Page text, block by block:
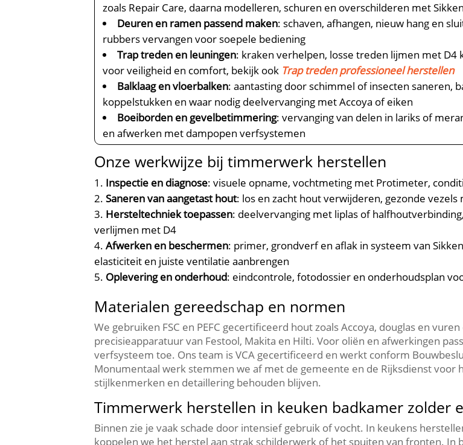
zoals Repair Care, daarna modelleren, schuren en overschilderen met
Deuren en ramen passend maken: schaven, afhangen, nieuw hang en
rubbers vervangen voor soepele bediening
Trap treden en leuningen: kraken verhelpen, losse treden lijmen met
voor veiligheid en comfort, bekijk ook Trap treden professioneel herstellen
Balklaag en vloerbalken: aantasting door schimmel of insecten saneren,
koppelstukken en waar nodig deelvervanging met Accoya of eiken
Boeiborden en gevelbetimmering: vervanging van delen in lariks of
en afwerken met dampopen verfsystemen
Onze werkwijze bij timmerwerk herstellen
Inspectie en diagnose: visuele opname, vochtmeting met Protimeter,
Saneren van aangetast hout: los en zacht hout verwijderen, gezonde
Hersteltechniek toepassen: deelvervanging met liplas of
verlijmen met D4
Afwerken en beschermen: primer, grondverf en aflak in systeem van
elasticiteit en juiste ventilatie aanbrengen
Oplevering en onderhoud: eindcontrole, fotodossier en onderhoudsplan
Materialen gereedschap en normen
We gebruiken FSC en PEFC gecertificeerd hout zoals Accoya, douglas en
precisieapparatuur van Festool, Makita en Hilti.​ Voor oliën en afwerkingen
verfsysteem toe.​ Ons team is VCA gecertificeerd en werkt conform
Monumentaal werk stemmen we af met de gemeente en de Rijksdienst voor
stijlkenmerken en detaillering behouden blijven.​
Timmerwerk herstellen in keuken badkamer zolder
Binnen zie je vaak schade door intensief gebruik of vocht.​ In keukens
koppelen we het herstel aan strak schilderwerk of het spuiten van fronten.​ In